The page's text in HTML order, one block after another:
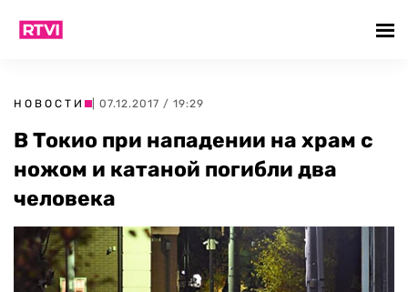
НОВОСТИ | 07.12.2017 / 19:29
В Токио при нападении на храм с
ножом и катаной погибли два
человека